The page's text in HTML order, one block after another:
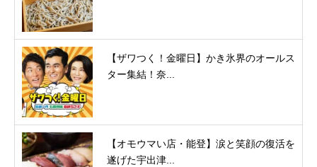
【ザワつく！金曜日】かき氷界のオールス
ター集結！奈...
【オモウマい店・能登】涙と笑顔の復活を
遂げた宇出津...